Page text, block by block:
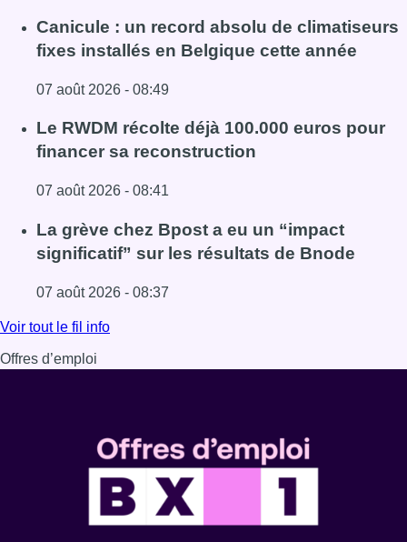
Canicule : un record absolu de climatiseurs
fixes installés en Belgique cette année
07 août 2026 - 08:49
Lire l'article Canicule : un record absolu de climatiseurs
Le RWDM récolte déjà 100.000 euros pour
financer sa reconstruction
07 août 2026 - 08:41
Lire l'article Le RWDM récolte déjà 100.000 euros pour
La grève chez Bpost a eu un “impact
significatif” sur les résultats de Bnode
07 août 2026 - 08:37
Lire l'article La grève chez Bpost a eu un “impact
Voir tout le fil info
Offres d’emploi